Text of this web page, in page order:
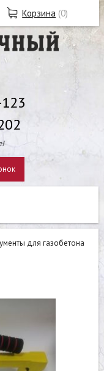
для газобетона
Корзина (0)